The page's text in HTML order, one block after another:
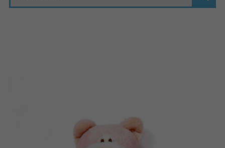
Familiespill
TACTIC